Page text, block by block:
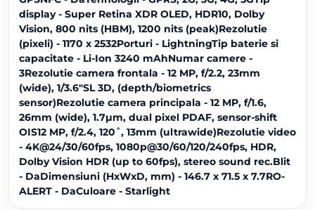
display - Super Retina XDR OLED, HDR10, Dolby
Vision, 800 nits (HBM), 1200 nits (peak)Rezolutie
(pixeli) - 1170 x 2532Porturi - LightningTip baterie si
capacitate - Li-Ion 3240 mAhNumar camere -
3Rezolutie camera frontala - 12 MP, f/2.2, 23mm
(wide), 1/3.6"SL 3D, (depth/biometrics
sensor)Rezolutie camera principala - 12 MP, f/1.6,
26mm (wide), 1.7µm, dual pixel PDAF, sensor-shift
OIS12 MP, f/2.4, 120˚, 13mm (ultrawide)Rezolutie video
- 4K@24/30/60fps, 1080p@30/60/120/240fps, HDR,
Dolby Vision HDR (up to 60fps), stereo sound rec.Blit
- DaDimensiuni (HxWxD, mm) - 146.7 x 71.5 x 7.7RO-
ALERT - DaCuloare - Starlight